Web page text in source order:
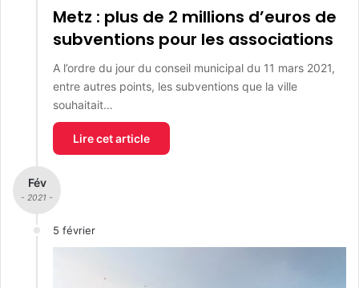
Metz : plus de 2 millions d’euros de
subventions pour les associations
A l’ordre du jour du conseil municipal du 11 mars 2021,
entre autres points, les subventions que la ville
souhaitait…
Lire cet article
Fév
- 2021 -
5 février